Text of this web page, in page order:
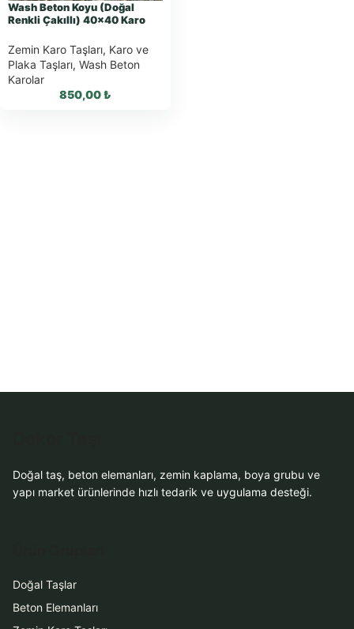
Wash Beton Koyu (Doğal
Renkli Çakıllı) 40×40 Karo
Zemin Karo Taşları, Karo ve
Plaka Taşları, Wash Beton
Karolar
850,00₺
Doğal taş, beton elemanları, zemin kaplama, boya grubu ve
yapı market ürünlerinde hızlı tedarik ve uygulama desteği.
Doğal Taşlar
Beton Elemanları